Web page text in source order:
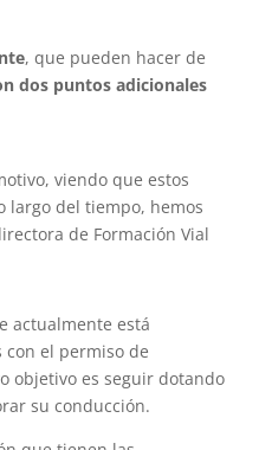
, que pueden hacer de
dos puntos adicionales
viendo que estos
largo del tiempo, hemos
de Formación Vial
actualmente está
con el permiso de
objetivo es seguir dotando
su conducción.